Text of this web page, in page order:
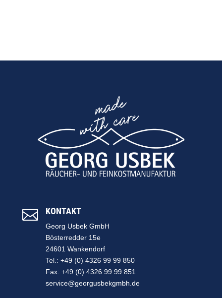
 KONTAKT
Georg Usbek GmbH
Bösterredder 15e
24601 Wankendorf
Tel.: +49 (0) 4326 99 99 850
Fax: +49 (0) 4326 99 99 851
service@georgusbekgmbh.de